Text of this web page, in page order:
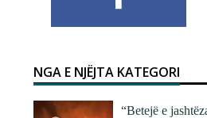
NGA E NJËJTA KATEGORI
“Betejë e